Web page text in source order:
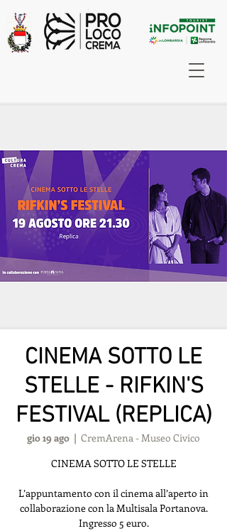
CINEMA SOTTO LE
STELLE - RIFKIN'S
FESTIVAL (REPLICA)
gio 19 ago
  |
CremArena - Museo Civico
CINEMA SOTTO LE STELLE
L’appuntamento con il cinema all’aperto in
collaborazione con la Multisala Portanova.
Ingresso 5 euro.